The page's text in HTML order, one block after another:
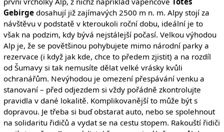
Gebirgedosahují již zajímavých 2500 m n. m. Alpy stojí za
návštěvu v podstatě v kteroukoli roční dobu, ideální je to
však na podzim, kdy bývá nejstálejší počasí. Velkou výhodou
Alp je, že se povětšinou pohybujete mimo národní parky a
rezervace (i když jak kde, chce to předem zjistit) a na rozdíl
od Šumavy si tak nemusíte dělat velké vrásky kvůli
ochranářům. Nevýhodou je omezení přespávání venku a
stanovaní – před odjezdem si vždy pořádně zkontrolujte
pravidla v dané lokalitě. Komplikovanější to může být s
dopravou. Je třeba si buď obstarat auto, nebo se spolehnout
na solidaritu řidičů a vydat se na cestu stopem. Rakouští řidiči